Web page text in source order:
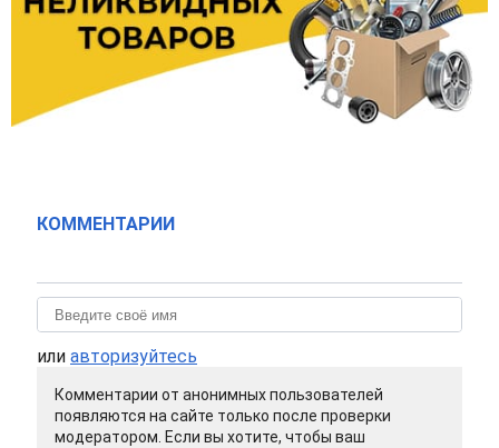
КОММЕНТАРИИ
или авторизуйтесь
Комментарии от анонимных пользователей
появляются на сайте только после проверки
модератором. Если вы хотите, чтобы ваш